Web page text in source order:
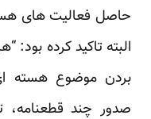
حاصل فعالیت های
البته تاکید کرده بود:
بردن موضوع هسته
صدور چند قطعنامه،